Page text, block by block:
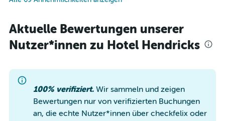
Aktuelle Bewertungen unserer
Nutzer*innen zu Hotel Hendricks
100% verifiziert. Wir sammeln und zeigen
Bewertungen nur von verifizierten Buchungen
an, die echte Nutzer*innen über checkfelix oder